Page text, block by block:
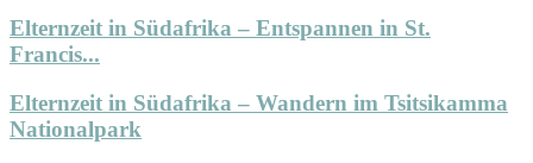
Elternzeit in Südafrika – Entspannen in St.
Francis...
Elternzeit in Südafrika – Wandern im Tsitsikamma
Nationalpark